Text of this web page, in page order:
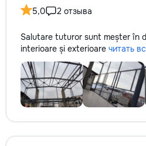
5,0
2 отзыва
Salutare tuturor sunt meșter în
interioare și exterioare читать